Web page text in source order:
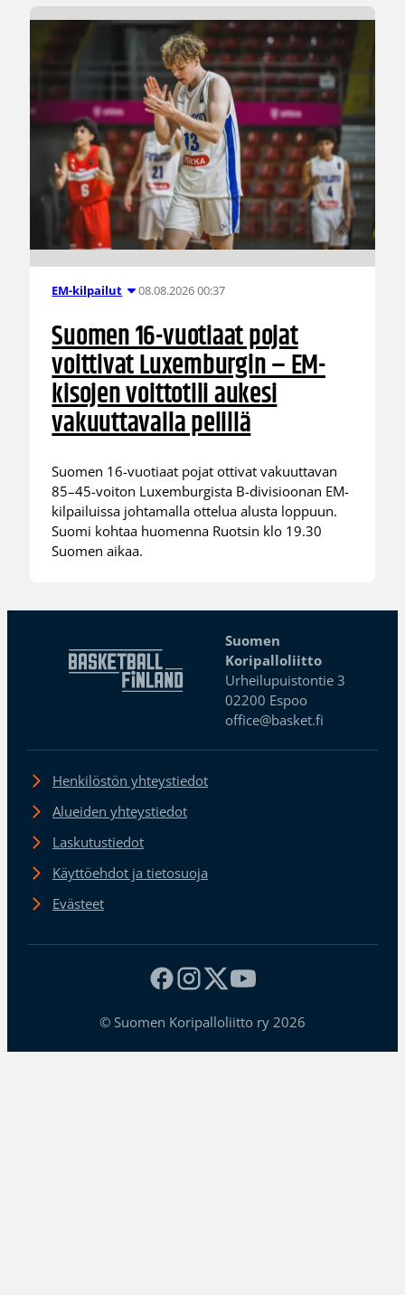
EM-kilpailut 08.08.2026 00:37
Suomen 16-vuotiaat pojat
voittivat Luxemburgin – EM-
kisojen voittotili aukesi
vakuuttavalla pelillä
Suomen 16-vuotiaat pojat ottivat vakuuttavan
85–45-voiton Luxemburgista B-divisioonan EM-
kilpailuissa johtamalla ottelua alusta loppuun.
Suomi kohtaa huomenna Ruotsin klo 19.30
Suomen aikaa.
Suomen
Koripalloliitto
Urheilupuistontie 3
02200 Espoo
office@basket.fi
Henkilöstön yhteystiedot
Alueiden yhteystiedot
Laskutustiedot
Käyttöehdot ja tietosuoja
Evästeet
© Suomen Koripalloliitto ry 2026